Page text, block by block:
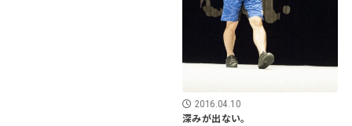
2016.04.10
深みが出ない。